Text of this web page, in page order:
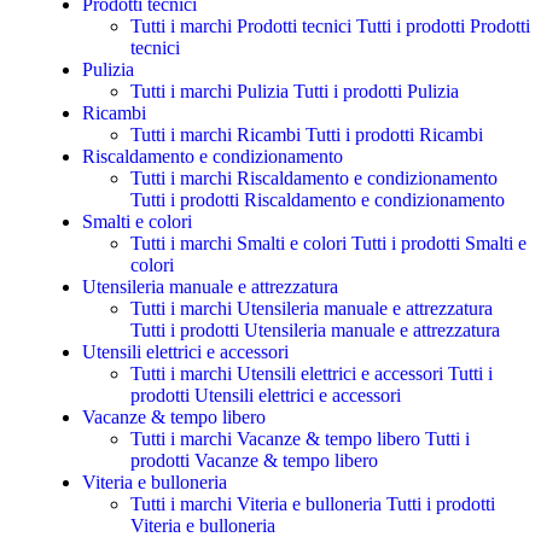
Tutti i marchi Prodotti tecnici Tutti i prodotti Prodotti
tecnici
Pulizia
Tutti i marchi Pulizia Tutti i prodotti Pulizia
Ricambi
Tutti i marchi Ricambi Tutti i prodotti Ricambi
Riscaldamento e condizionamento
Tutti i marchi Riscaldamento e condizionamento
Tutti i prodotti Riscaldamento e condizionamento
Smalti e colori
Tutti i marchi Smalti e colori Tutti i prodotti Smalti e
colori
Utensileria manuale e attrezzatura
Tutti i marchi Utensileria manuale e attrezzatura
Tutti i prodotti Utensileria manuale e attrezzatura
Utensili elettrici e accessori
Tutti i marchi Utensili elettrici e accessori Tutti i
prodotti Utensili elettrici e accessori
Vacanze & tempo libero
Tutti i marchi Vacanze & tempo libero Tutti i
prodotti Vacanze & tempo libero
Viteria e bulloneria
Tutti i marchi Viteria e bulloneria Tutti i prodotti
Viteria e bulloneria